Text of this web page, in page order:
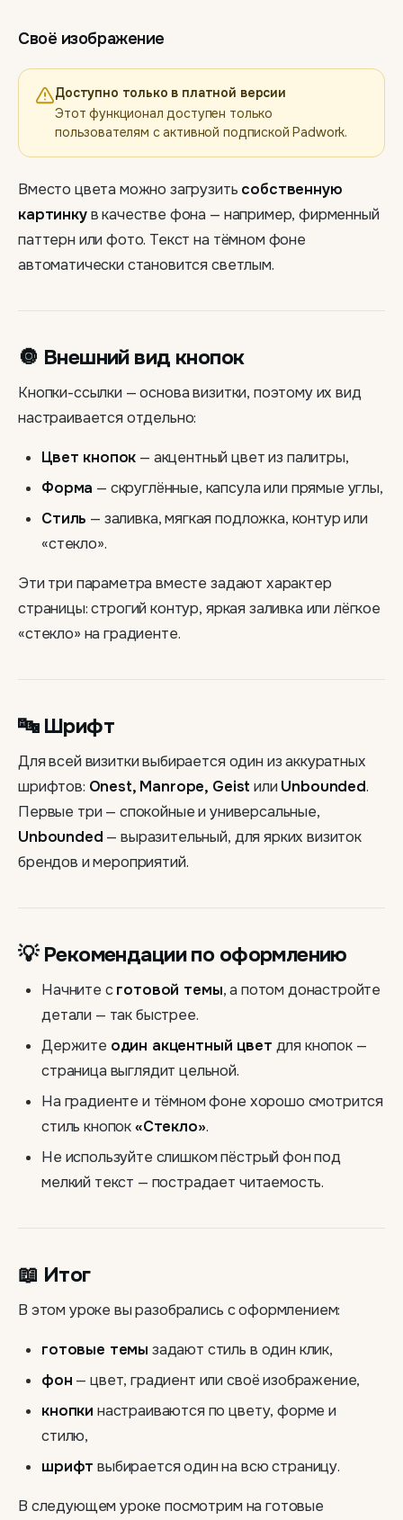
Своё изображение
Доступно только в платной версии
Этот функционал доступен только
пользователям с активной подпиской Padwork.
Вместо цвета можно загрузить собственную
картинкув качестве фона — например, фирменный
паттерн или фото. Текст на тёмном фоне
автоматически становится светлым.
🔘 Внешний вид кнопок
Кнопки-ссылки — основа визитки, поэтому их вид
настраивается отдельно:
Цвет кнопок — акцентный цвет из палитры,
Форма — скруглённые, капсула или прямые углы,
Стиль — заливка, мягкая подложка, контур или
«стекло».
Эти три параметра вместе задают характер
страницы: строгий контур, яркая заливка или лёгкое
«стекло» на градиенте.
🔤 Шрифт
Для всей визитки выбирается один из аккуратных
шрифтов: Onest, Manrope, Geist илиUnbounded.
Первые три — спокойные и универсальные,
Unbounded — выразительный, для ярких визиток
брендов и мероприятий.
💡 Рекомендации по оформлению
Начните сготовой темы, а потом донастройте
детали — так быстрее.
Держите один акцентный цвет для кнопок —
страница выглядит цельной.
На градиенте и тёмном фоне хорошо смотрится
стиль кнопок«Стекло».
Не используйте слишком пёстрый фон под
мелкий текст — пострадает читаемость.
📖 Итог
В этом уроке вы разобрались с оформлением:
готовые темы задают стиль в один клик,
фон — цвет, градиент или своё изображение,
кнопки настраиваются по цвету, форме и
стилю,
шрифт выбирается один на всю страницу.
В следующем уроке посмотрим на готовые